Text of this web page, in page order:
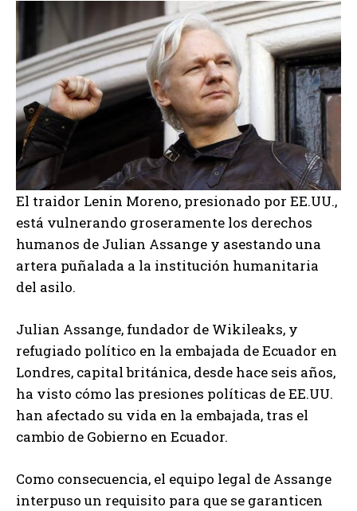
El traidor Lenin Moreno, presionado por EE.UU.,
está vulnerando groseramente los derechos
humanos de Julian Assange y asestando una
artera puñalada a la institución humanitaria
del asilo.
Julian Assange, fundador de Wikileaks, y
refugiado político en la embajada de Ecuador en
Londres, capital británica, desde hace seis años,
ha visto cómo las presiones políticas de EE.UU.
han afectado su vida en la embajada, tras el
cambio de Gobierno en Ecuador.
Como consecuencia, el equipo legal de Assange
interpuso un requisito para que se garanticen